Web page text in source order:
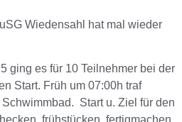
Wiedensahl hat mal wieder
ging es für 10 Teilnehmer bei der
Start. Früh um 07:00h traf
Start u. Ziel für den